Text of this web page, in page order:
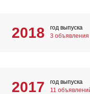
2018
год выпуска
3 объявления
2017
год выпуска
11